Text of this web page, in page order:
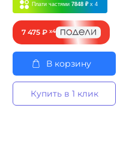
Плати частями 7848 ₽ x 4
7 475 ₽ x4
В корзину
Купить в 1 клик